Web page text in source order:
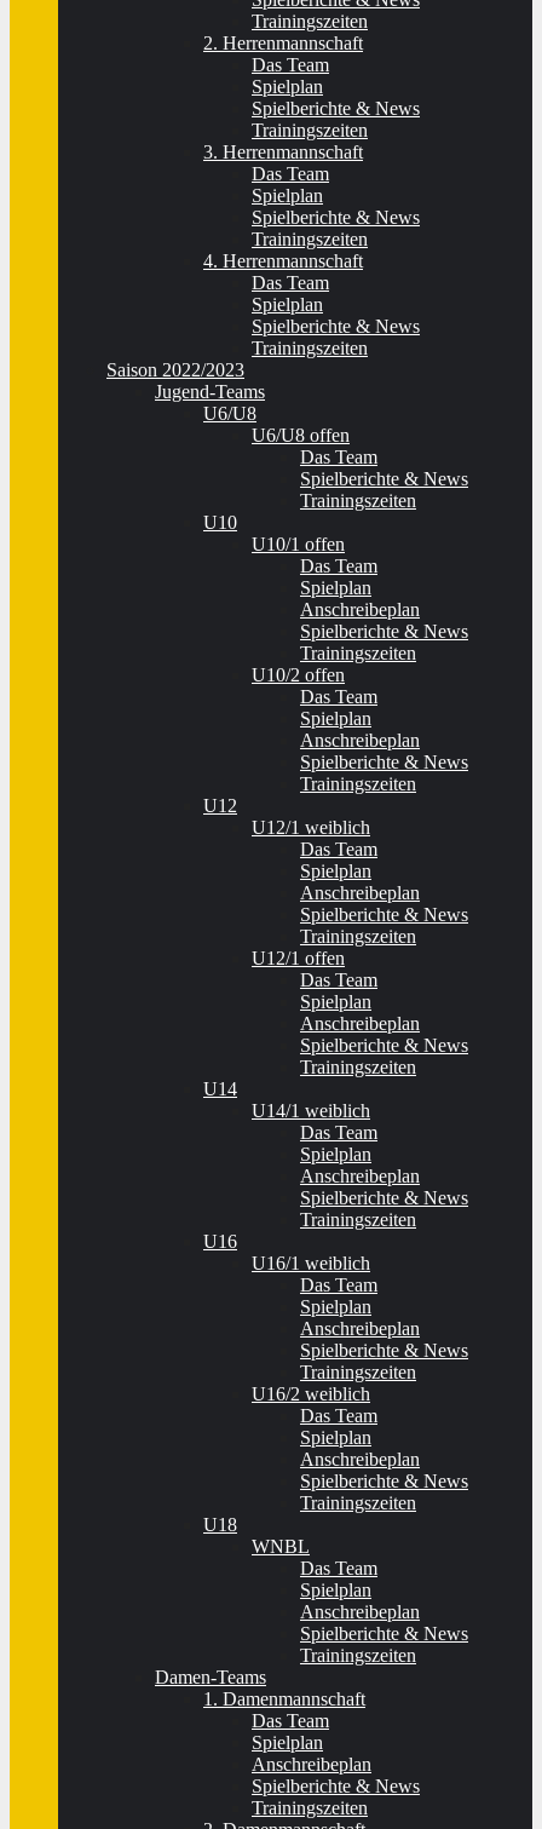
Trainingszeiten
2. Herrenmannschaft
Das Team
Spielplan
Spielberichte & News
Trainingszeiten
3. Herrenmannschaft
Das Team
Spielplan
Spielberichte & News
Trainingszeiten
4. Herrenmannschaft
Das Team
Spielplan
Spielberichte & News
Trainingszeiten
Saison 2022/2023
Jugend-Teams
U6/U8
U6/U8 offen
Das Team
Spielberichte & News
Trainingszeiten
U10
U10/1 offen
Das Team
Spielplan
Anschreibeplan
Spielberichte & News
Trainingszeiten
U10/2 offen
Das Team
Spielplan
Anschreibeplan
Spielberichte & News
Trainingszeiten
U12
U12/1 weiblich
Das Team
Spielplan
Anschreibeplan
Spielberichte & News
Trainingszeiten
U12/1 offen
Das Team
Spielplan
Anschreibeplan
Spielberichte & News
Trainingszeiten
U14
U14/1 weiblich
Das Team
Spielplan
Anschreibeplan
Spielberichte & News
Trainingszeiten
U16
U16/1 weiblich
Das Team
Spielplan
Anschreibeplan
Spielberichte & News
Trainingszeiten
U16/2 weiblich
Das Team
Spielplan
Anschreibeplan
Spielberichte & News
Trainingszeiten
U18
WNBL
Das Team
Spielplan
Anschreibeplan
Spielberichte & News
Trainingszeiten
Damen-Teams
1. Damenmannschaft
Das Team
Spielplan
Anschreibeplan
Spielberichte & News
Trainingszeiten